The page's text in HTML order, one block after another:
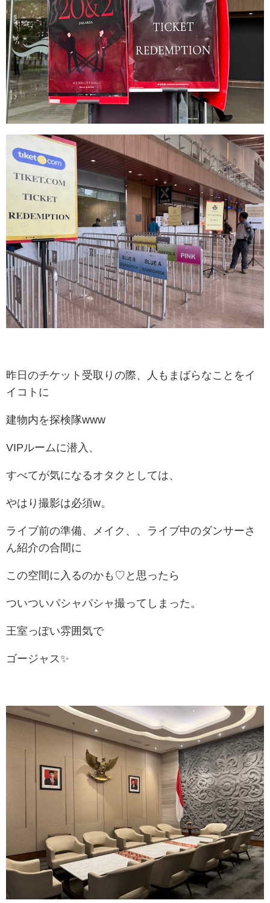
昨日のチケット受取りの際、人もまばらなことをイ
イコトに
建物内を探検隊www
VIPルームに潜入、
すべてが気になるオタクとしては、
やはり撮影は必須w。
ライブ前の準備、メイク、、ライブ中のダンサーさ
ん紹介の合間に
この空間に入るのかも♡と思ったら
ついついパシャパシャ撮ってしまった。
王室っぽい雰囲気で
ゴージャス✨